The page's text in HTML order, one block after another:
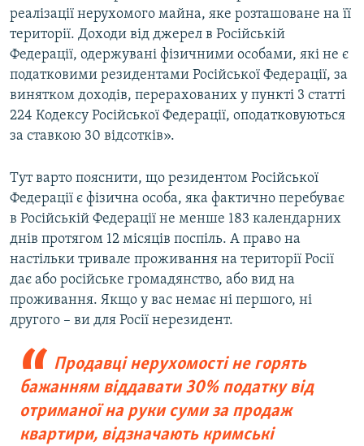
реалізації нерухомого майна, яке розташоване на її
території. Доходи від джерел в Російській
Федерації, одержувані фізичними особами, які не є
податковими резидентами Російської Федерації, за
винятком доходів, перерахованих у пункті 3 статті
224 Кодексу Російської Федерації, оподатковуються
за ставкою 30 відсотків».
Тут варто пояснити, що резидентом Російської
Федерації є фізична особа, яка фактично перебуває
в Російській Федерації не менше 183 календарних
днів протягом 12 місяців поспіль. А право на
настільки тривале проживання на території Росії
дає або російське громадянство, або вид на
проживання. Якщо у вас немає ні першого, ні
другого – ви для Росії нерезидент.
Продавці нерухомості не горять
бажанням віддавати 30% податку від
отриманої на руки суми за продаж
квартири, відзначають кримські